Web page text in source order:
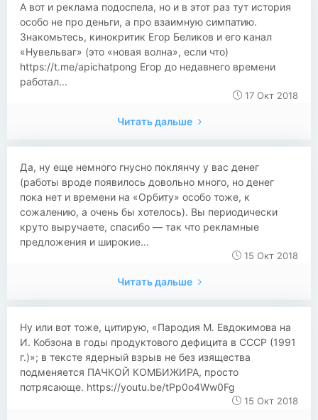
А вот и реклама подоспела, но и в этот раз тут история
особо не про деньги, а про взаимную симпатию.
Знакомьтесь, кинокритик Егор Беликов и его канал
«Нувельваг» (это «новая волна», если что)
https://t.me/apichatpong Егор до недавнего времени
работал...
17 Окт 2018
Читать дальше
Да, ну еще немного гнусно поклянчу у вас денег
(работы вроде появилось довольно много, но денег
пока нет и времени на «Орбиту» особо тоже, к
сожалению, а очень бы хотелось). Вы периодически
круто выручаете, спасибо — так что рекламные
предложения и широкие...
15 Окт 2018
Читать дальше
Ну или вот тоже, цитирую, «Пародия М. Евдокимова на
И. Кобзона в годы продуктового дефицита в СССР (1991
г.)»; в тексте ядерный взрыв не без изящества
подменяется ПАЧКОЙ КОМБИЖИРА, просто
потрясающе. https://youtu.be/tPp0o4Ww0Fg
15 Окт 2018